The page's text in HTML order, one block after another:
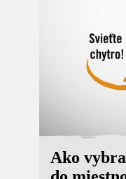
Ako